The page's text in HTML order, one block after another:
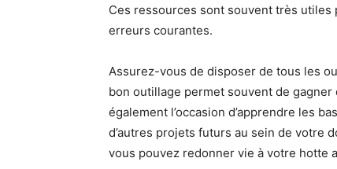
Ces ressources sont souvent très
erreurs courantes.
Assurez-vous de disposer de tous les
bon outillage permet souvent de gagner
également l’occasion d’apprendre les
d’autres projets futurs au sein de votre
vous pouvez redonner vie à votre hotte